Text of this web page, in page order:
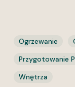
Ogrzewanie
Przygotowanie
Wnętrza